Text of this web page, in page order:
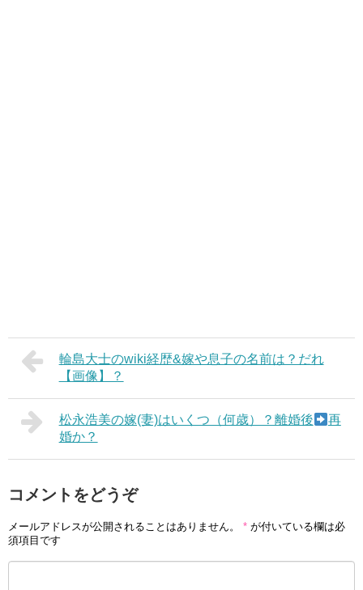
輪島大士のwiki経歴&嫁や息子の名前は？だれ
【画像】？
松永浩美の嫁(妻)はいくつ（何歳）？離婚後
再
婚か？
コメントをどうぞ
メールアドレスが公開されることはありません。 * が付いている欄は必
須項目です